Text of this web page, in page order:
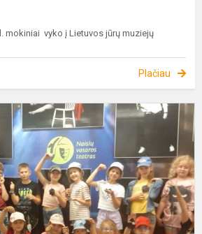
mokiniai vyko į Lietuvos jūrų muziejų
Plačiau